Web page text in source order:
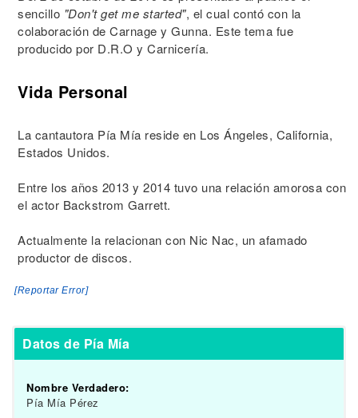
sencillo "Don't get me started", el cual contó con la
colaboración de Carnage y Gunna. Este tema fue
producido por D.R.O y Carnicería.
Vida Personal
La cantautora Pía Mía reside en Los Ángeles, California,
Estados Unidos.
Entre los años 2013 y 2014 tuvo una relación amorosa con
el actor Backstrom Garrett.
Actualmente la relacionan con Nic Nac, un afamado
productor de discos.
[Reportar Error]
Datos de Pía Mía
Nombre Verdadero:
Pía Mía Pérez